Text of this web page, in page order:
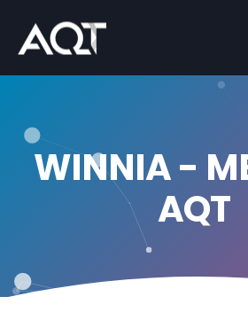
WINNIA -
AQT